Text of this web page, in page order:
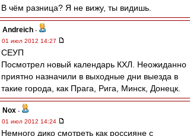
В чём разница? Я не вижу, ты видишь.
Andreich -
01 июл 2012 14:27
СЕУП
Посмотрел новый календарь КХЛ. Неожиданно
приятно назначили в выходные дни выезда в
такие города, как Прага, Рига, Минск, Донецк.
Nox -
01 июл 2012 14:24
Немного дико смотреть как россияне с